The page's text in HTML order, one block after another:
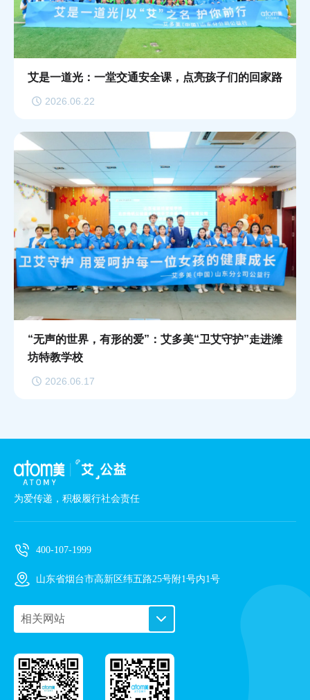
艾是一道光：一堂交通安全课，点亮孩子们的回家路
2026.06.22
“无声的世界，有形的爱”：艾多美“卫艾守护”走进潍
坊特教学校
2026.06.17
为爱传递，积极履行社会责任
400-107-1999
山东省烟台市高新区纬五路25号附1号内1号
相关网站
手机艾购商城
艾多美企业站